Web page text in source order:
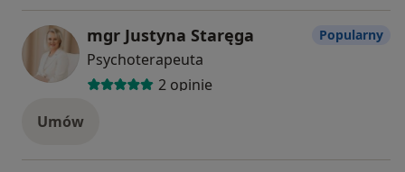
mgr Justyna Staręga
Psychoterapeuta
2 opinie
Popularny
Umów